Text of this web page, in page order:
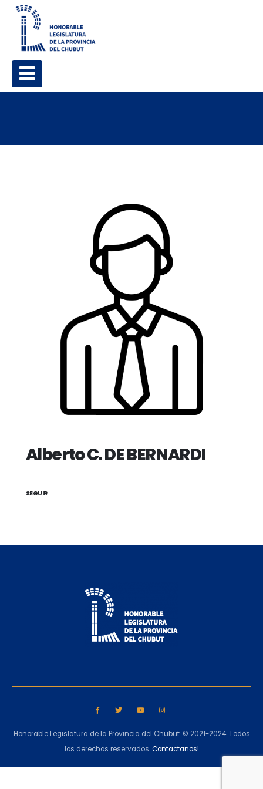
Alberto C. DE BERNARDI
SEGUIR
Honorable Legislatura de la Provincia del Chubut. © 2021-2024. Todos
los derechos reservados.Contactanos!